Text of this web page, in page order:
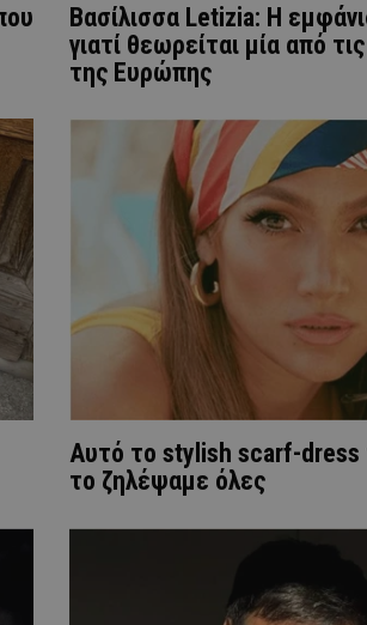
Βασίλισσα Letizia: H
γιατί θεωρείται μία από
της Ευρώπης
Αυτό το stylish scarf-dress
το ζηλέψαμε όλες